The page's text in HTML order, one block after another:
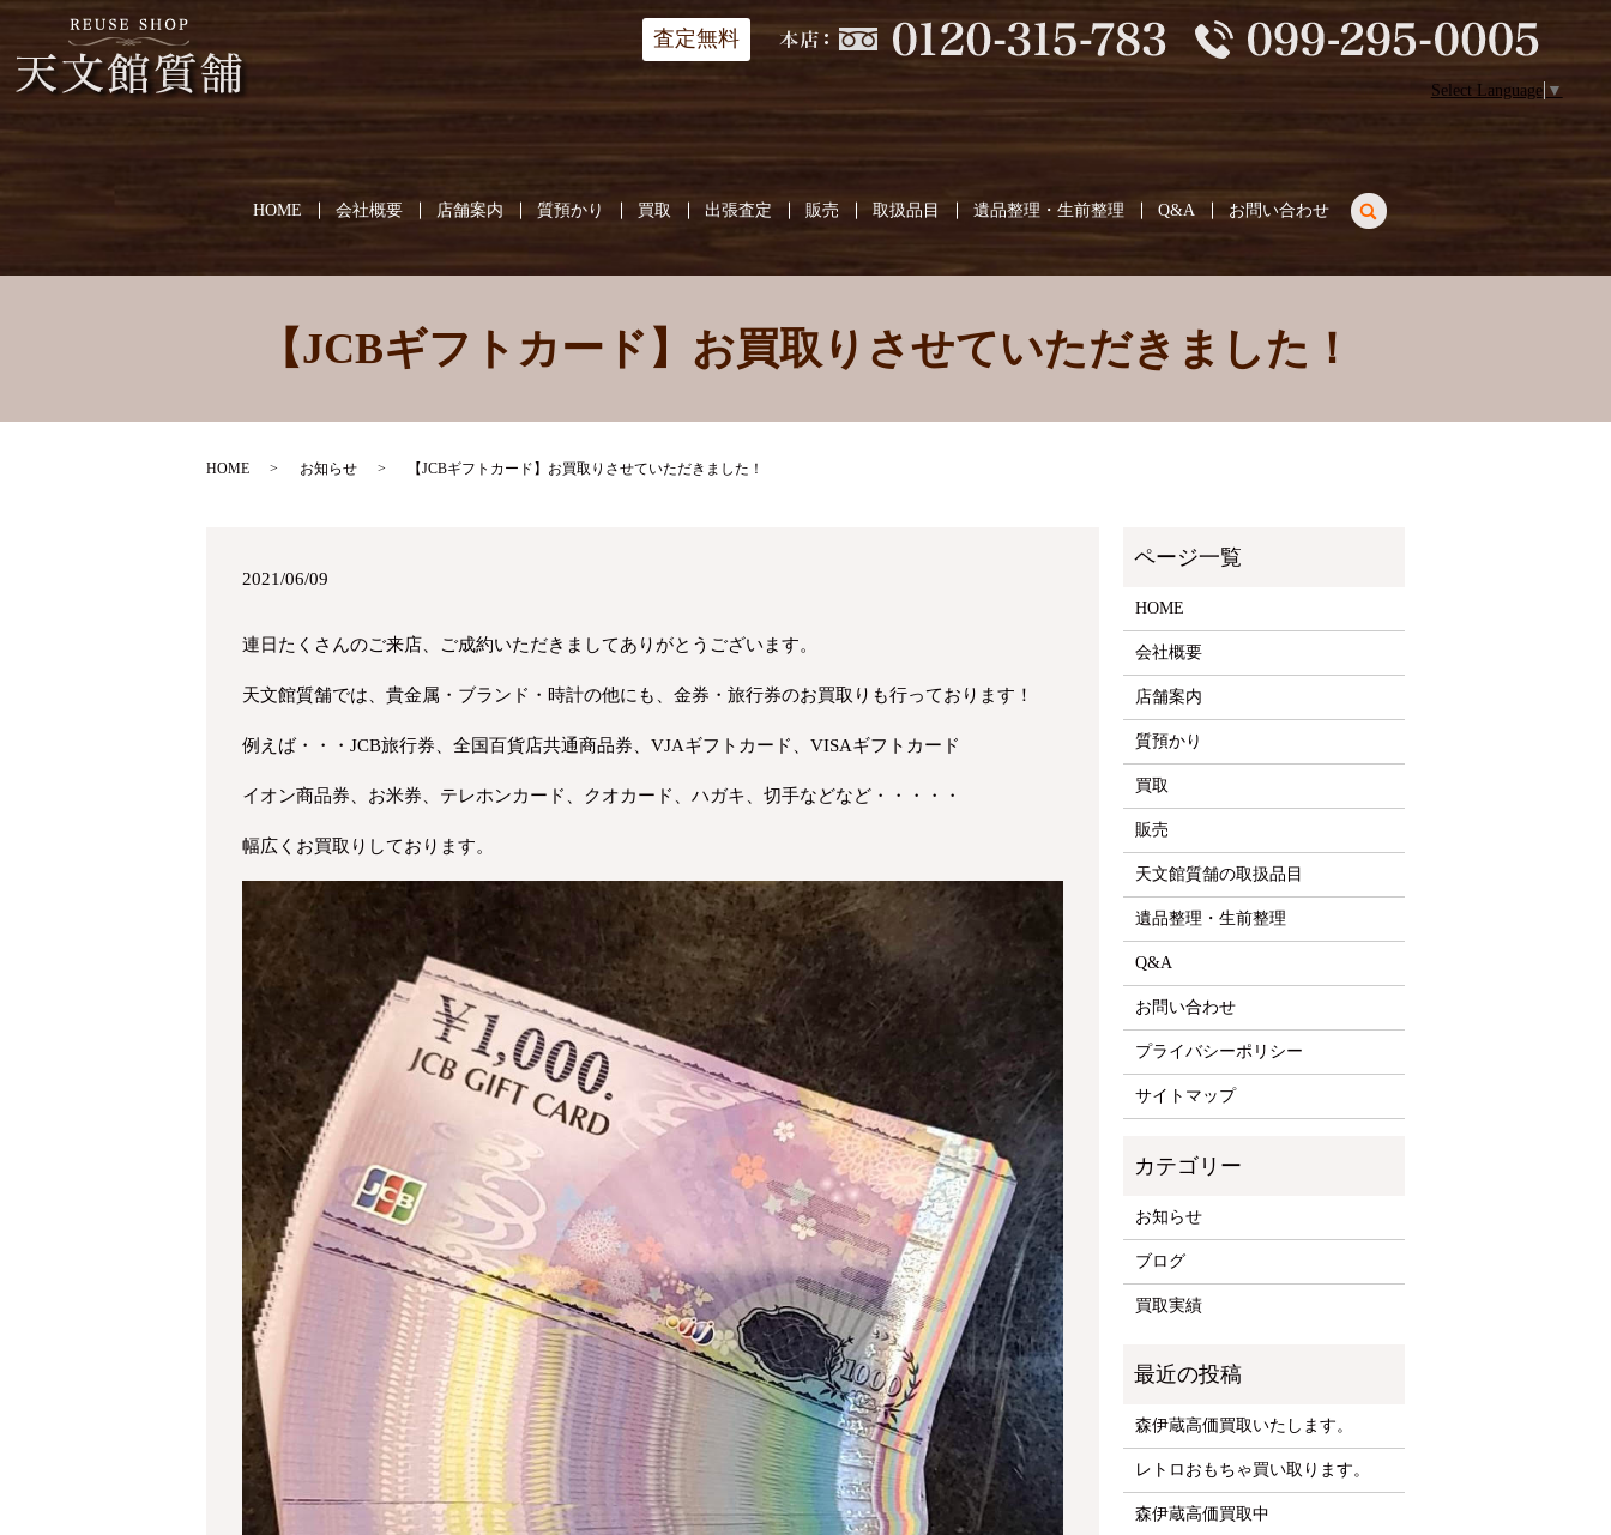
HOME 会社概要 店舗案内 質預かり 買取 出張査定 販売 取扱品目 遺品整理・生前整理 Q&A お問い合わせ search
査定無料
Select Language ▼
【JCBギフトカード】お買取りさせていただきました！
HOME お知らせ 【JCBギフトカード】お買取りさせていただきました！
2021/06/09
連日たくさんのご来店、ご成約いただきましてありがとうございます。
天文館質舗では、貴金属・ブランド・時計の他にも、金券・旅行券のお買取りも行っております！
例えば・・・JCB旅行券、全国百貨店共通商品券、VJAギフトカード、VISAギフトカード
イオン商品券、お米券、テレホンカード、クオカード、ハガキ、切手などなど・・・・・
幅広くお買取りしております。
HOME
会社概要
店舗案内
質預かり
買取
販売
天文館質舗の取扱品目
遺品整理・生前整理
Q&A
お問い合わせ
プライバシーポリシー
サイトマップ
お知らせ
ブログ
買取実績
森伊蔵高価買取いたします。
レトロおもちゃ買い取ります。
森伊蔵高価買取中